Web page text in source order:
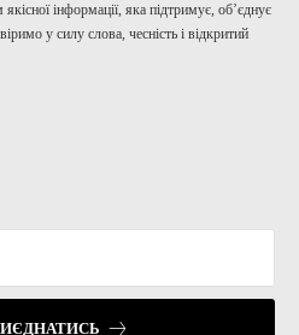
інформації, яка підтримує, об’єднує
у силу слова, чесність і відкритий